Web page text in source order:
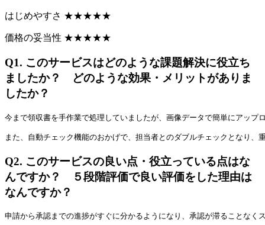
はじめやすさ ★★★★★
価格の妥当性 ★★★★★
Q1. このサービスはどのような課題解決に役立ち
ましたか？ どのような効果・メリットがありま
したか？
今まで領収書を手作業で処理していましたが、画像データで簡単にアップ
また、自動チェック機能のおかげで、担当者とのダブルチェックとなり、
Q2. このサービスの良い点・役立っている点はな
んですか？ ５段階評価で良い評価をした理由は
なんですか？
申請から承認までの進捗がすぐに分かるようになり、承認が滞ることな